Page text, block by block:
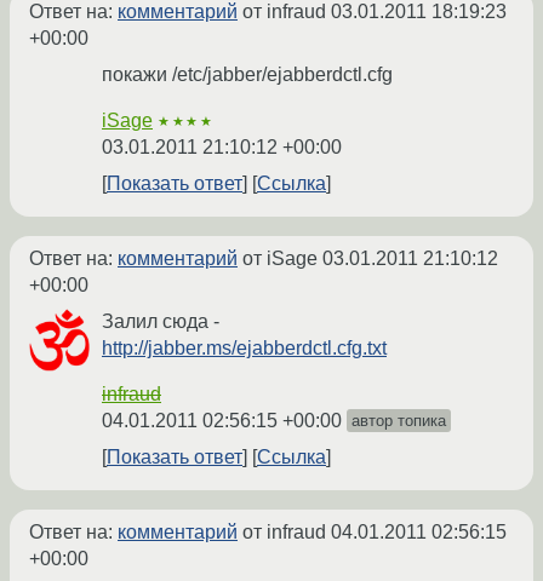
Ответ на: комментарий от infraud 03.01.2011 18:19:23
+00:00
покажи /etc/jabber/ejabberdctl.cfg
iSage ★★★★
03.01.2011 21:10:12 +00:00
Показать ответ
Ссылка
Ответ на: комментарий от iSage 03.01.2011 21:10:12
+00:00
Залил сюда -
http://jabber.ms/ejabberdctl.cfg.txt
infraud
04.01.2011 02:56:15 +00:00 автор топика
Показать ответ Ссылка
Ответ на: комментарий от infraud 04.01.2011 02:56:15
+00:00